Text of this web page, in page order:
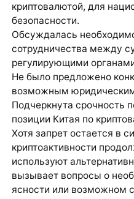
криптовалютой, для
безопасности.
Обсуждалась
сотрудничества между
регулирующими
Не было предложено
возможным
Подчеркнута срочность
позиции Китая по
Хотя запрет остается в
криптоактивности
используют
вызывает вопросы о
ясности или возможном